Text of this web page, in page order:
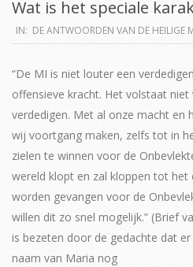
Wat is het speciale
2019-
04-
02
IN: DE ANTWOORDEN VAN DE HEILIGE
“De MI is niet louter een
offensieve kracht. Het volstaat
verdedigen. Met al onze macht en
wij voortgang maken, zelfs tot in
zielen te winnen voor de
wereld klopt en zal kloppen tot
worden gevangen voor de
willen dit zo snel mogelijk.” (Brief
is bezeten door de gedachte dat
naam van Maria nog